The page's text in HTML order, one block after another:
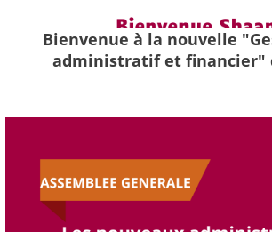
Bienvenue à la nouvelle
administratif et financier"